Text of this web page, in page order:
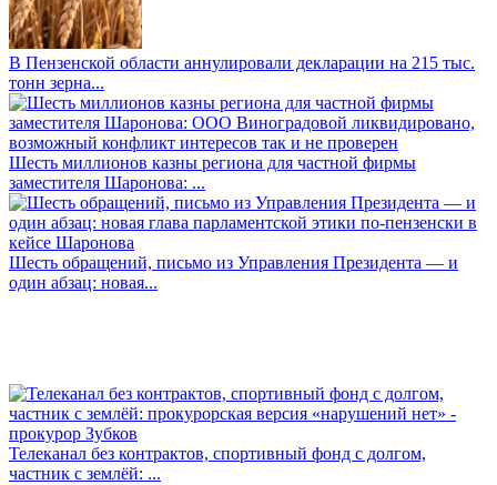
В Пензенской области аннулировали декларации на 215 тыс.
тонн зерна...
Шесть миллионов казны региона для частной фирмы
заместителя Шаронова: ...
Шесть обращений, письмо из Управления Президента — и
один абзац: новая...
Телеканал без контрактов, спортивный фонд с долгом,
частник с землёй: ...